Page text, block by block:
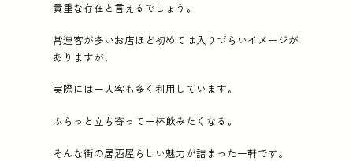
貴重な存在と言えるでしょう。
常連客が多いお店ほど初めては入りづらいイメージが
ありますが、
実際には一人客も多く利用しています。
ふらっと立ち寄って一杯飲みたくなる。
そんな街の居酒屋らしい魅力が詰まった一軒です。